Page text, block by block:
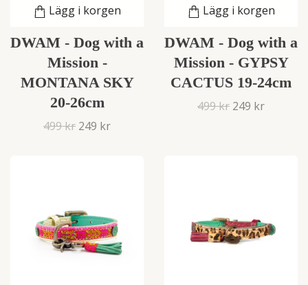
Lägg i korgen
DWAM - Dog with a
Mission -
MONTANA SKY
20-26cm
499 kr 249 kr
Lägg i korgen
DWAM - Dog with a
Mission - GYPSY
CACTUS 19-24cm
499 kr 249 kr